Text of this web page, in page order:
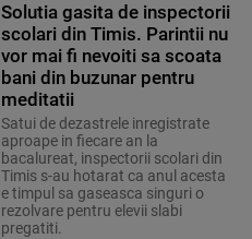
Solutia gasita de inspectorii
scolari din Timis. Parintii nu
vor mai fi nevoiti sa scoata
bani din buzunar pentru
meditatii
Satui de dezastrele inregistrate
aproape in fiecare an la
bacalureat, inspectorii scolari din
Timis s-au hotarat ca anul acesta
e timpul sa gaseasca singuri o
rezolvare pentru elevii slabi
pregatiti.